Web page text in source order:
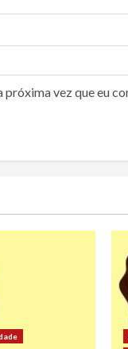
próxima vez que eu